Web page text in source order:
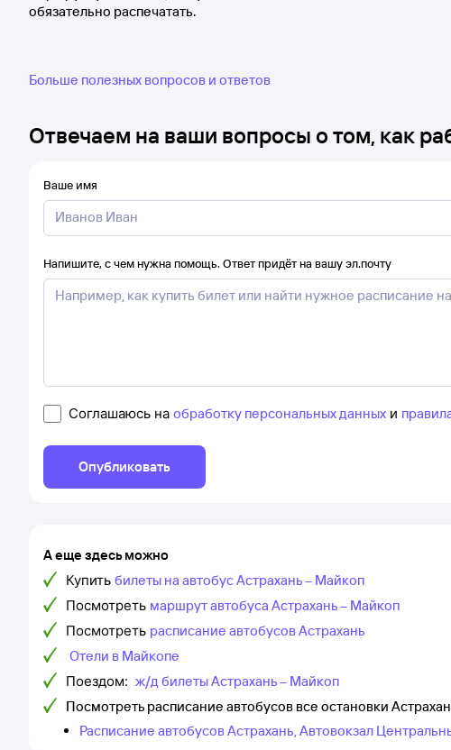
обязательно распечатать.
Больше полезных вопросов и ответов
Отвечаем на ваши вопросы о том, как
Ваше имя
Напишите, с чем нужна помощь. Ответ придёт на вашу эл.почту
Соглашаюсь на обработку персональных данных и
Опубликовать
А еще здесь можно
Купить билеты на автобус Астрахань – Майкоп
Посмотреть маршрут автобуса Астрахань – Майкоп
Посмотреть расписание автобусов Астрахань
Отели в Майкопе
Поездом: ж/д билеты Астрахань – Майкоп
Посмотреть расписание автобусов все остановки
Расписание автобусов Астрахань, Автовокзал